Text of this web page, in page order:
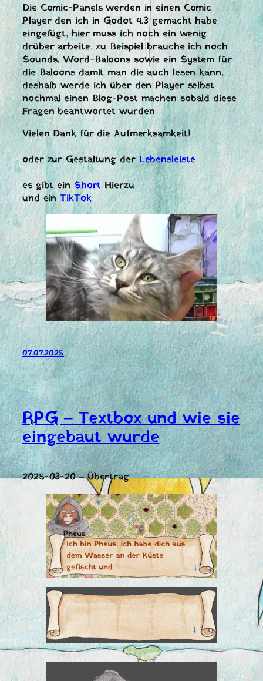
Die Comic-Panels werden in einen Comic
Player den ich in Godot 4.3 gemacht habe
eingefügt, hier muss ich noch ein wenig
drüber arbeite, zu Beispiel brauche ich noch
Sounds, Word-Baloons sowie ein System für
die Baloons damit man die auch lesen kann,
deshalb werde ich über den Player selbst
nochmal einen Blog-Post machen sobald diese
Fragen beantwortet wurden
Vielen Dank für die Aufmerksamkeit!
oder zur Gestaltung derLebensleiste
es gibt einShortHierzu
und einTikTok
07.07.2025
RPG – Textbox und wie sie
eingebaut wurde
2025-03-20 – Übertrag